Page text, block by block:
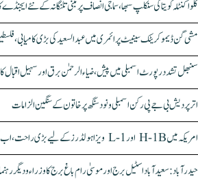
کلواکنٹلہ کویتا کی سنکلپ سبھا، سماجی انصاف پر مبنی تلنگانہ کے نئے ایجنڈے
مشی گن ڈیموکریٹک سینیٹ پرائمری میں عبدالسعید کی بڑی کامیابی،
سنبھل تشدد رپورٹ اسمبلی میں پیش، ضیاء الرحمٰن برق اور سہیل اقبال
اتر پردیش بی جے پی رکن اسمبلی ونود سنگھ پر خاتون کے سنگین الزامات
امریکہ میں H-1B اور L-1 ویزا ہولڈرز کے لیے بڑی راحت، اب ملک چھوڑے بغیر ویزا تجدید ممکن
حیدرآباد: سعیدآباد اسٹیل برج اور موسیٰ رام باغ برج کا وزراء و دیگر